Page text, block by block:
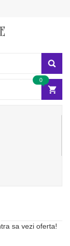
0
sa vezi oferta!